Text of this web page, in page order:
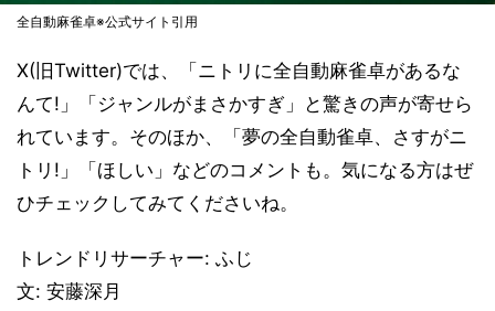
全自動麻雀卓※公式サイト引用
X(旧Twitter)では、「ニトリに全自動麻雀卓があるな
んて!」「ジャンルがまさかすぎ」と驚きの声が寄せら
れています。そのほか、「夢の全自動雀卓、さすがニ
トリ!」「ほしい」などのコメントも。気になる方はぜ
ひチェックしてみてくださいね。
トレンドリサーチャー: ふじ
文: 安藤深月